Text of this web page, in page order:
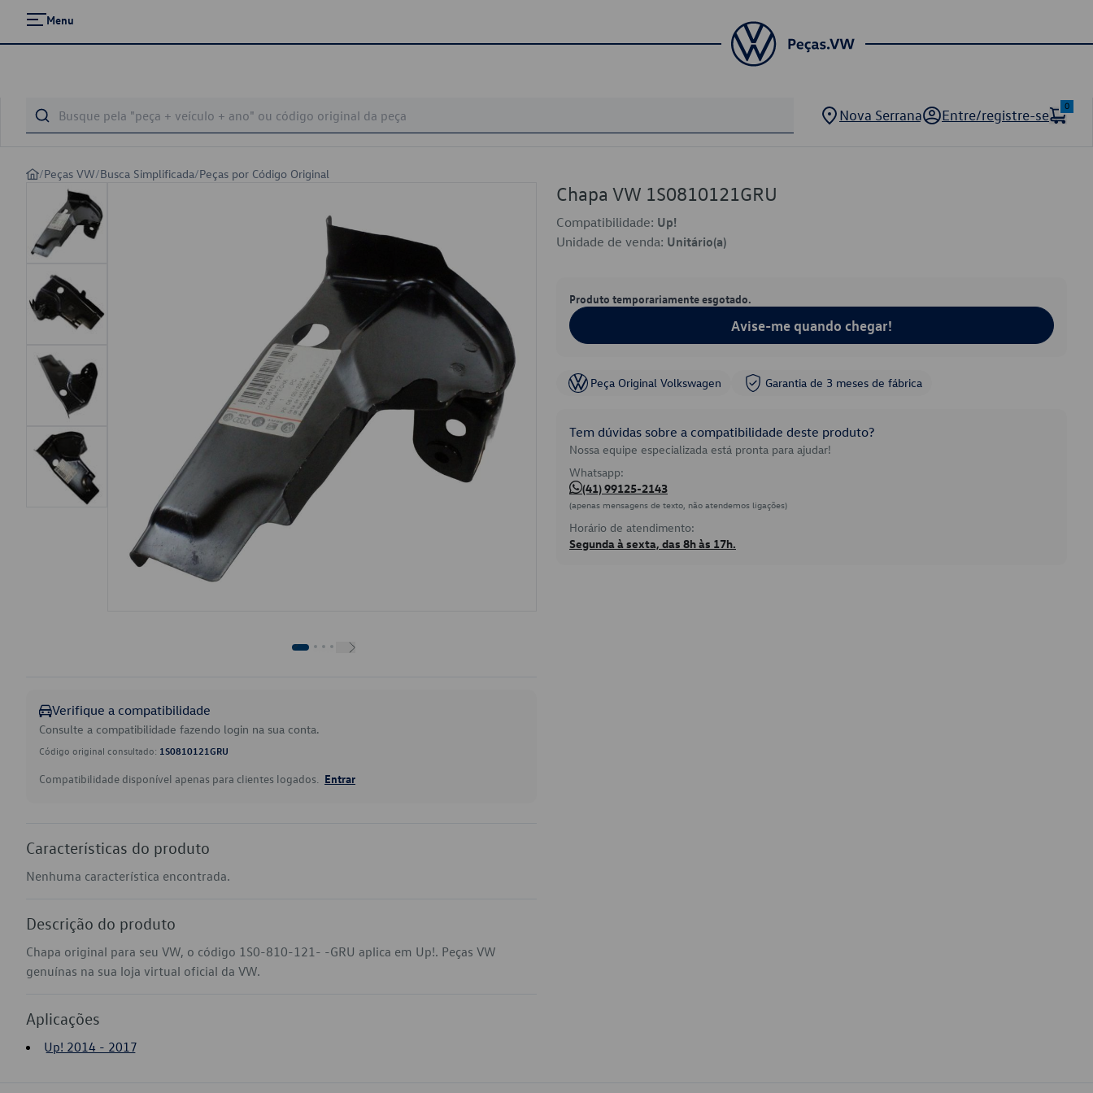
Menu
Nova Serrana Entre/registre-se
0
/Peças VW/Busca Simplificada/Peças por Código Original
Verifique a compatibilidade
Consulte a compatibilidade fazendo login na sua conta.
Código original consultado: 1S0810121GRU
Compatibilidade disponível apenas para clientes logados. Entrar
Características do produto
Nenhuma característica encontrada.
Descrição do produto
Chapa original para seu VW, o código 1S0-810-121- -GRU aplica em Up!. Peças VW
genuínas na sua loja virtual oficial da VW.
Aplicações
Up! 2014 - 2017
Chapa VW 1S0810121GRU
Compatibilidade: Up!
Unidade de venda: Unitário(a)
Produto temporariamente esgotado.
Avise-me quando chegar!
Peça Original Volkswagen Garantia de 3 meses de fábrica
Tem dúvidas sobre a compatibilidade deste produto?
Nossa equipe especializada está pronta para ajudar!
Whatsapp:
(41) 99125-2143
(apenas mensagens de texto, não atendemos ligações)
Horário de atendimento:
Segunda à sexta, das 8h às 17h.